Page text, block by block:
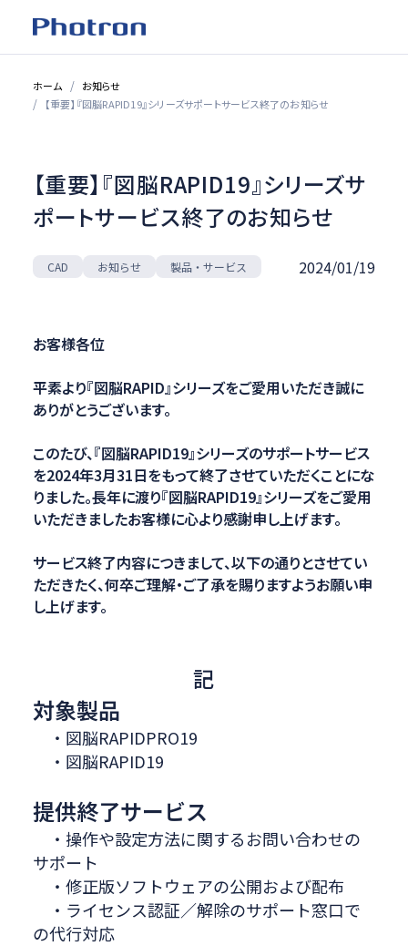
ホーム
お知らせ
【重要】『図脳RAPID19』シリーズサポートサービス終了のお知らせ
【重要】『図脳RAPID19』シリーズサ
ポートサービス終了のお知らせ
CAD お知らせ 製品・サービス 2024/01/19
お客様各位
平素より『図脳RAPID』シリーズをご愛用いただき誠に
ありがとうございます。
このたび、『図脳RAPID19』シリーズのサポートサービス
を2024年3月31日をもって終了させていただくことにな
りました。長年に渡り『図脳RAPID19』シリーズをご愛用
いただきましたお客様に心より感謝申し上げます。
サービス終了内容につきまして、以下の通りとさせてい
ただきたく、何卒ご理解・ご了承を賜りますようお願い申
し上げます。
記
対象製品
・図脳RAPIDPRO19
・図脳RAPID19
提供終了サービス
・操作や設定方法に関するお問い合わせの
サポート
・修正版ソフトウェアの公開および配布
・ライセンス認証／解除のサポート窓口で
の代行対応